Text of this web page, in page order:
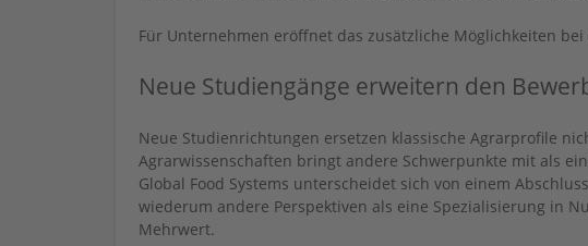
Für Unternehmen eröffnet das zusätzliche Möglichkeiten
Neue Studiengänge erweitern den
Neue Studienrichtungen ersetzen klassische Agrarprofile
Agrarwissenschaften bringt andere Schwerpunkte mit als
Global Food Systems unterscheidet sich von einem
wiederum andere Perspektiven als eine Spezialisierung in
Mehrwert.